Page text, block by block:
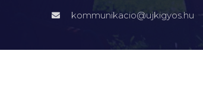
kommunikacio@ujkigyos.hu